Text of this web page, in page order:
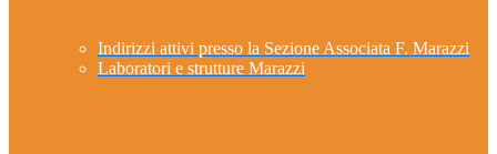
Indirizzi attivi presso la Sezione Associata F. Marazzi
Laboratori e strutture Marazzi